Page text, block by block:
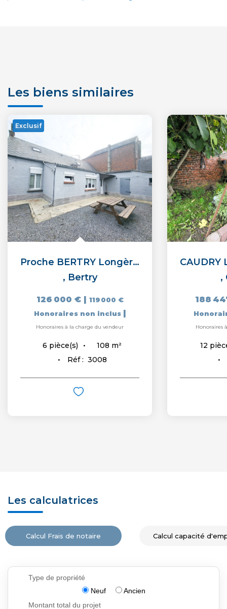
Les biens similaires
Exclusif
Proche BERTRY Longère individuelle rénovée
, Bertry
126 000 € | 119 000 €
Honoraires non inclus |
Honoraires à la charge du vendeur
6 pièce(s) 108 m²
Réf : 3008
,
188
Honoraires
12
Les calculatrices
Calcul Frais de notaire Calcul capacité